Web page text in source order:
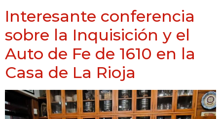
Interesante conferencia
sobre la Inquisición y el
Auto de Fe de 1610 en la
Casa de La Rioja